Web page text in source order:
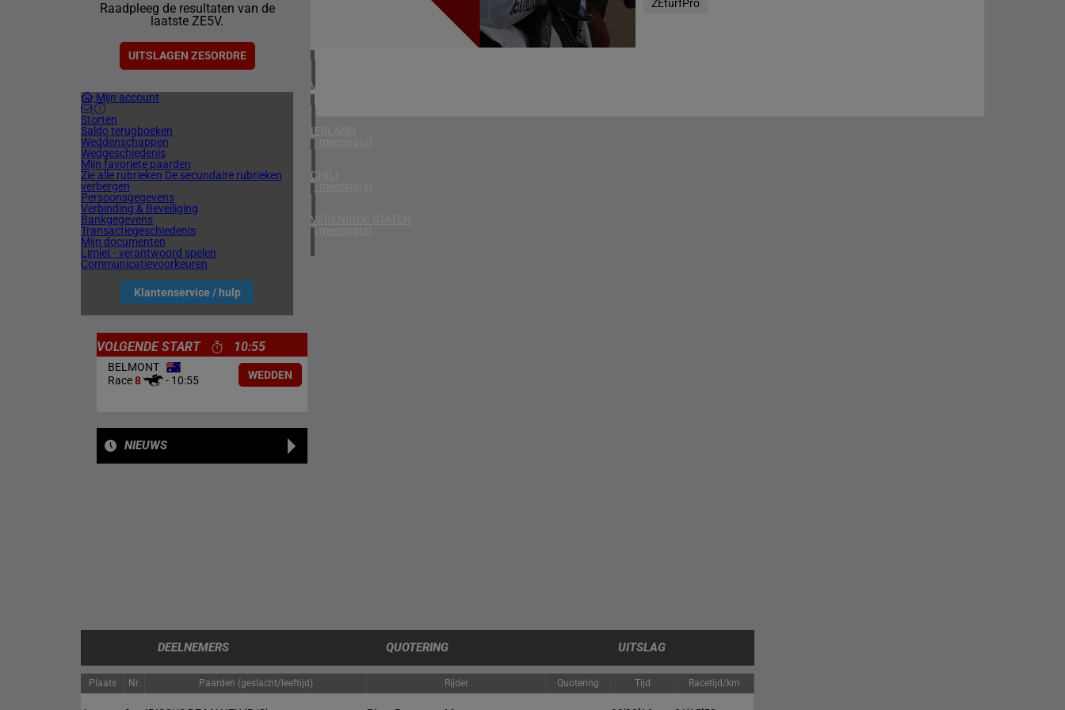
Raadpleeg de resultaten van de
laatste ZE5V.
UITSLAGEN ZE5ORDRE
Mijn account
Storten
Saldo terugboeken
Weddenschappen
Wedgeschiedenis
Mijn favoriete paarden
Zie alle rubrieken De secundaire rubrieken
verbergen
Persoonsgegevens
Verbinding & Beveiliging
Bankgegevens
Transactiegeschiedenis
Mijn documenten
Limiet - verantwoord spelen
Communicatievoorkeuren
Klantenservice / hulp
1 meeting(s)
VERENIGD KONINKRIJK
5 meeting(s)
IERLAND
1 meeting(s)
CHILI
1 meeting(s)
VERENIGDE STATEN
4 meeting(s)
ZEturfPro
VOLGENDE START 10:55
BELMONT
Race8 - 10:55 WEDDEN
NIEUWS
DEELNEMERS QUOTERING UITSLAG
Plaats Nr. Paarden (geslacht/leeftijd) Rijder Quotering Tijd Racetijd/km